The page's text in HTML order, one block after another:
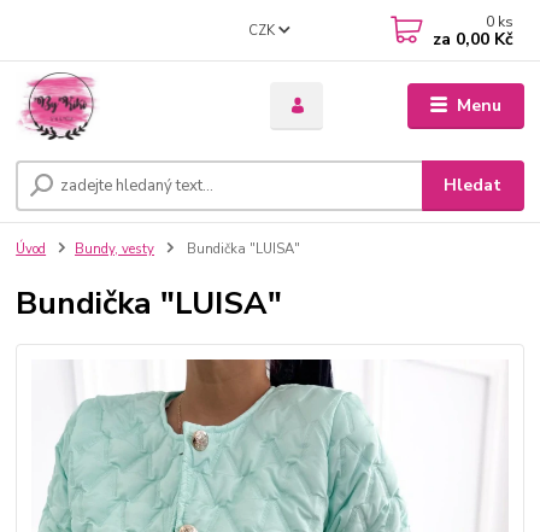
Menu
CZK
Hledat
0 ks
za 0,00 Kč
Úvod Bundy, vesty Bundička "LUISA"
Bundička "LUISA"